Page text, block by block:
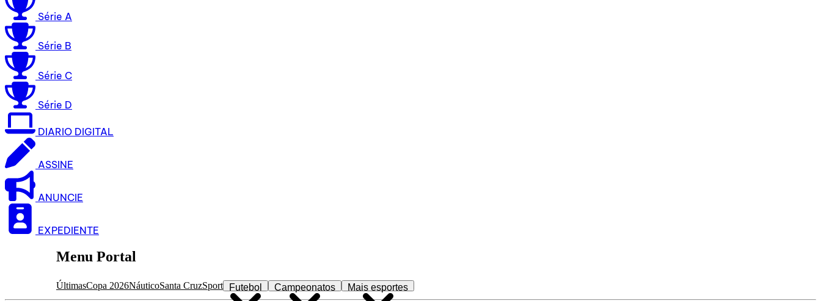
Série A
Série B
Série C
Série D
DIARIO DIGITAL
ASSINE
ANUNCIE
EXPEDIENTE
Menu Portal
ÚltimasCopa 2026NáuticoSanta CruzSport Futebol Campeonatos Mais esportes